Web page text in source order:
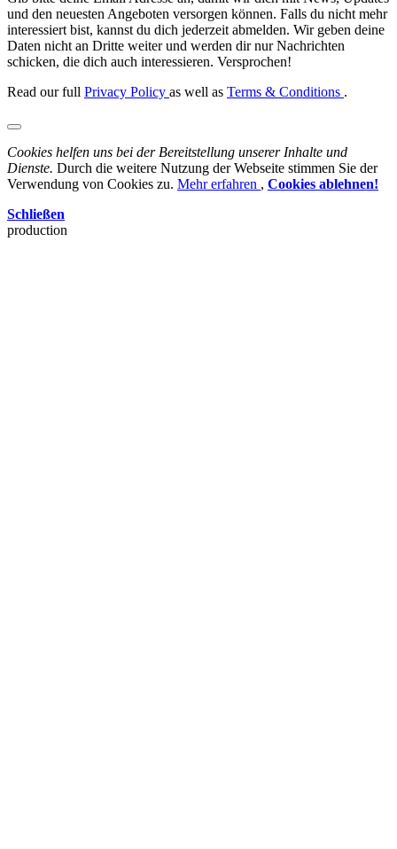
und den neuesten Angeboten versorgen können. Falls du nicht mehr
interessiert bist, kannst du dich jederzeit abmelden. Wir geben deine
Daten nicht an Dritte weiter und werden dir nur Nachrichten
schicken, die dich auch interessieren. Versprochen!
Read our full Privacy Policy as well as Terms & Conditions .
Cookies helfen uns bei der Bereitstellung unserer Inhalte und
Dienste. Durch die weitere Nutzung der Webseite stimmen Sie der
Verwendung von Cookies zu. Mehr erfahren , Cookies ablehnen!
Schließen
production